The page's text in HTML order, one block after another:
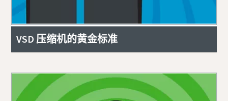
VSD 压缩机的黄金标准